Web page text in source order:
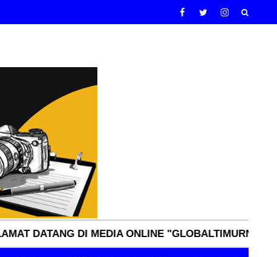
DI MEDIA ONLINE "GLOBALTIMURNN.COM"